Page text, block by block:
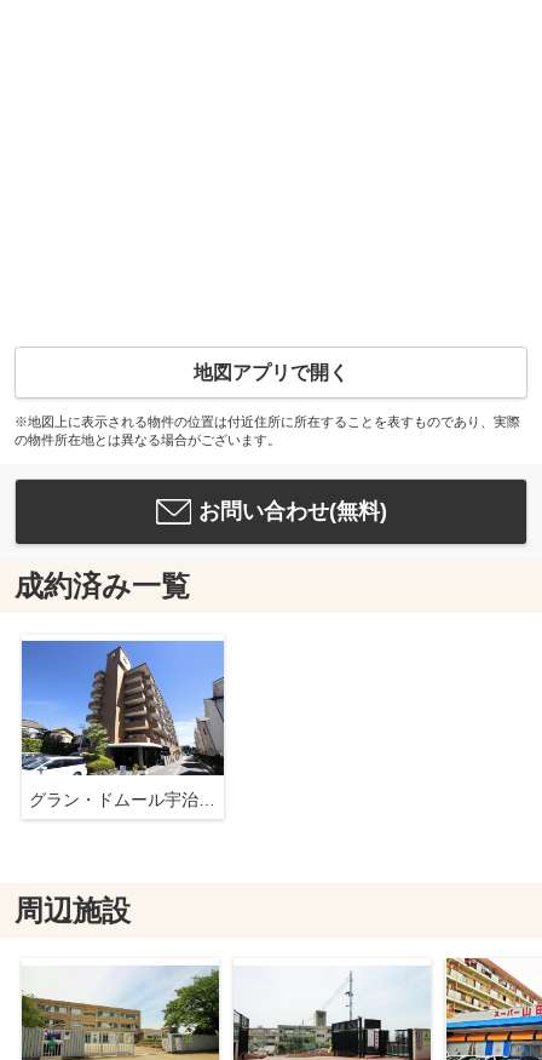
地図アプリで開く
※地図上に表示される物件の位置は付近住所に所在することを表すものであり、実際
の物件所在地とは異なる場合がございます。
お問い合わせ(無料)
成約済み一覧
グラン・ドムール宇治木幡
周辺施設